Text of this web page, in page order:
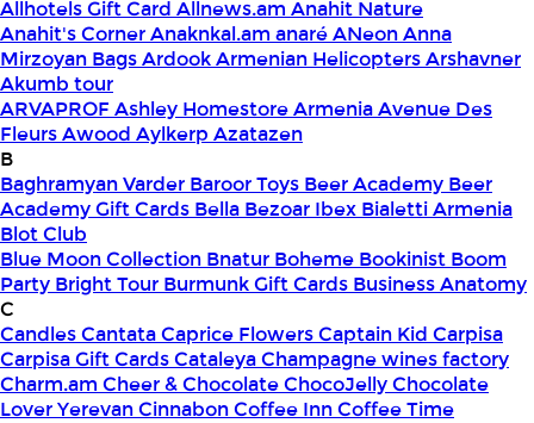
Allhotels Gift Card Allnews.am Anahit Nature
Anahit's CornerAnaknkal.am anaréANeonAnna
Mirzoyan BagsArdookArmenian HelicoptersArshavner
Akumb tour
ARVAPROF Ashley Homestore ArmeniaAvenue Des
FleursAwood Aylkerp Azatazen
B
Baghramyan Varder Baroor Toys Beer Academy Beer
Academy Gift Cards Bella Bezoar Ibex Bialetti Armenia
Blot Club
Blue Moon Collection Bnatur Boheme Bookinist Boom
Party Bright Tour Burmunk Gift Cards Business Anatomy
C
CandlesCantataCaprice FlowersCaptain Kid Carpisa
Carpisa Gift CardsCataleyaChampagne wines factory
Charm.am Cheer & ChocolateChocoJellyChocolate
Lover YerevanCinnabonCoffee InnCoffee Time